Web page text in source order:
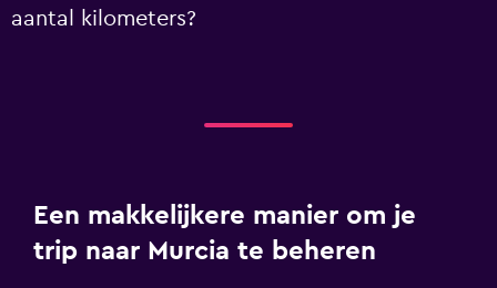
aantal kilometers?
Een makkelijkere manier om je
trip naar Murcia te beheren